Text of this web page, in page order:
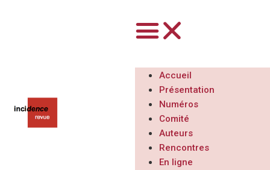
Accueil
Présentation
Numéros
Comité
Auteurs
Rencontres
En ligne